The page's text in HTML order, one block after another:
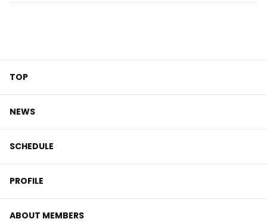
TOP
NEWS
SCHEDULE
PROFILE
ABOUT MEMBERS